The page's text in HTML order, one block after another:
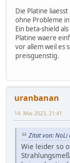
Die Platine
ohne Probleme
Ein beta-shield
Platine waere
vor allem weil es
preisguenstig.
uranbanan
14. Mai 2023, 21:41
Zitat von: NoLi
Wie leider so